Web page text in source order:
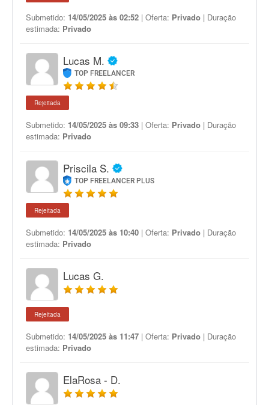
Submetido: 14/05/2025 às 02:52 | Oferta: Privado | Duração
estimada: Privado
Lucas M.
TOP FREELANCER
Rejeitada
Submetido: 14/05/2025 às 09:33 | Oferta: Privado | Duração
estimada: Privado
Priscila S.
TOP FREELANCER PLUS
Rejeitada
Submetido: 14/05/2025 às 10:40 | Oferta: Privado | Duração
estimada: Privado
Lucas G.
Rejeitada
Submetido: 14/05/2025 às 11:47 | Oferta: Privado | Duração
estimada: Privado
ElaRosa - D.